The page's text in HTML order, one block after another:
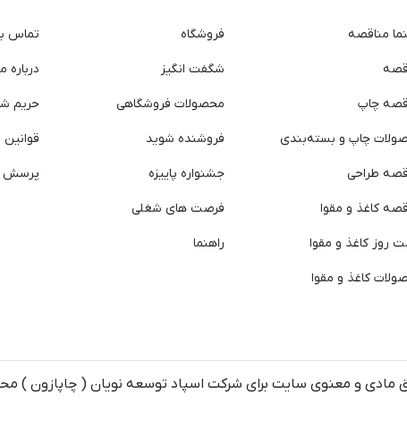
مناقصه
چاپ
چاپ و بسته‌بندی
طراحی
کاغذ و مقوا
روز کاغذ و مقوا
کاغذ و مقوا
فروشگاه
شگفت انگیز
محصولات فروشگاهی
فروشنده شوید
جشنواره پاییزه
فرصت های شغلی
راهنما
تماس
درباره
حریم
پرسش
مادی و معنوی سایت برای شرکت اسپاد توسعه نویان ( چاپازون )